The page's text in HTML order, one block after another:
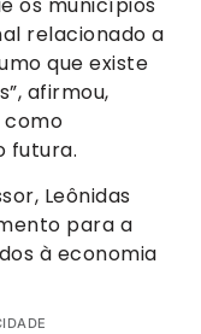
relacionado a
que existe
afirmou,
como
futura.
Leônidas
para a
à economia